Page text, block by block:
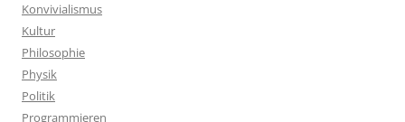
Konvivialismus
Kultur
Philosophie
Physik
Politik
Programmieren